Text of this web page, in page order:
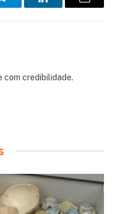
TelegramLinkedInEmail
com credibilidade.